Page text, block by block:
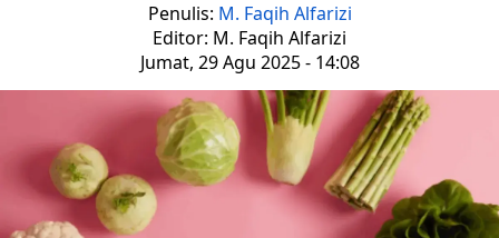
Penulis: M. Faqih Alfarizi
Editor: M. Faqih Alfarizi
Jumat, 29 Agu 2025 - 14:08